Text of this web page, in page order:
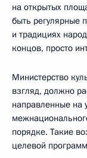
на открытых
быть регулярные
и традициях
концов, просто
Министерство
взгляд, должно
направленные на
порядке. Такие
целевой